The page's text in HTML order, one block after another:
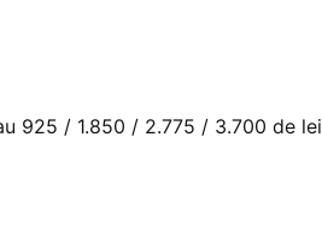
925 / 1.850 / 2.775 / 3.700 de lei